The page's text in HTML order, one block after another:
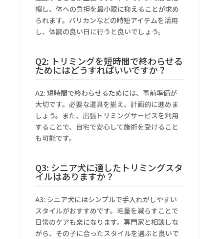
縮し、体への負担を最小限に抑えることが求め
られます。バリカンなどの時短アイテムを活用
し、体調の良い日に行うと良いでしょう。
Q2: トリミングを短時間で終わらせる
ためにはどうすればいいですか？
A2: 短時間で終わらせるためには、事前準備が
大切です。必要な道具を揃え、計画的に進めま
しょう。また、出張トリミングサービスを利用
することで、自宅で安心して施術を受けること
も可能です。
Q3: シニア犬に適したトリミングスタ
イルはありますか？
A3: シニア犬にはシンプルで手入れがしやすい
スタイルがおすすめです。毛量を減らすことで
日常のケアも楽になります。専門家と相談しな
がら、その子に合ったスタイルを選ぶと良いで